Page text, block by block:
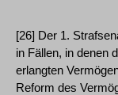
[26] Der 1.
in Fällen, in denen
erlangten
Reform des